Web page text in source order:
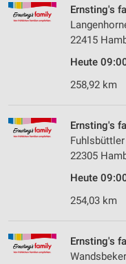
Ernsting's
22415
Heute
258,92 km
Ernsting's
22305
Heute
254,03 km
Ernsting's